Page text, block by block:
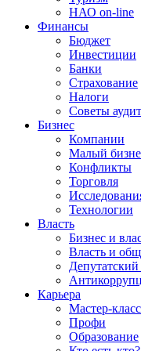
НАО on-line
Финансы
Бюджет
Инвестиции
Банки
Страхование
Налоги
Советы
Бизнес
Компании
Малый
Конфликты
Торговля
Технологии
Власть
Бизнес и
Власть и
Карьера
Мастер-класс
Профи
Образование